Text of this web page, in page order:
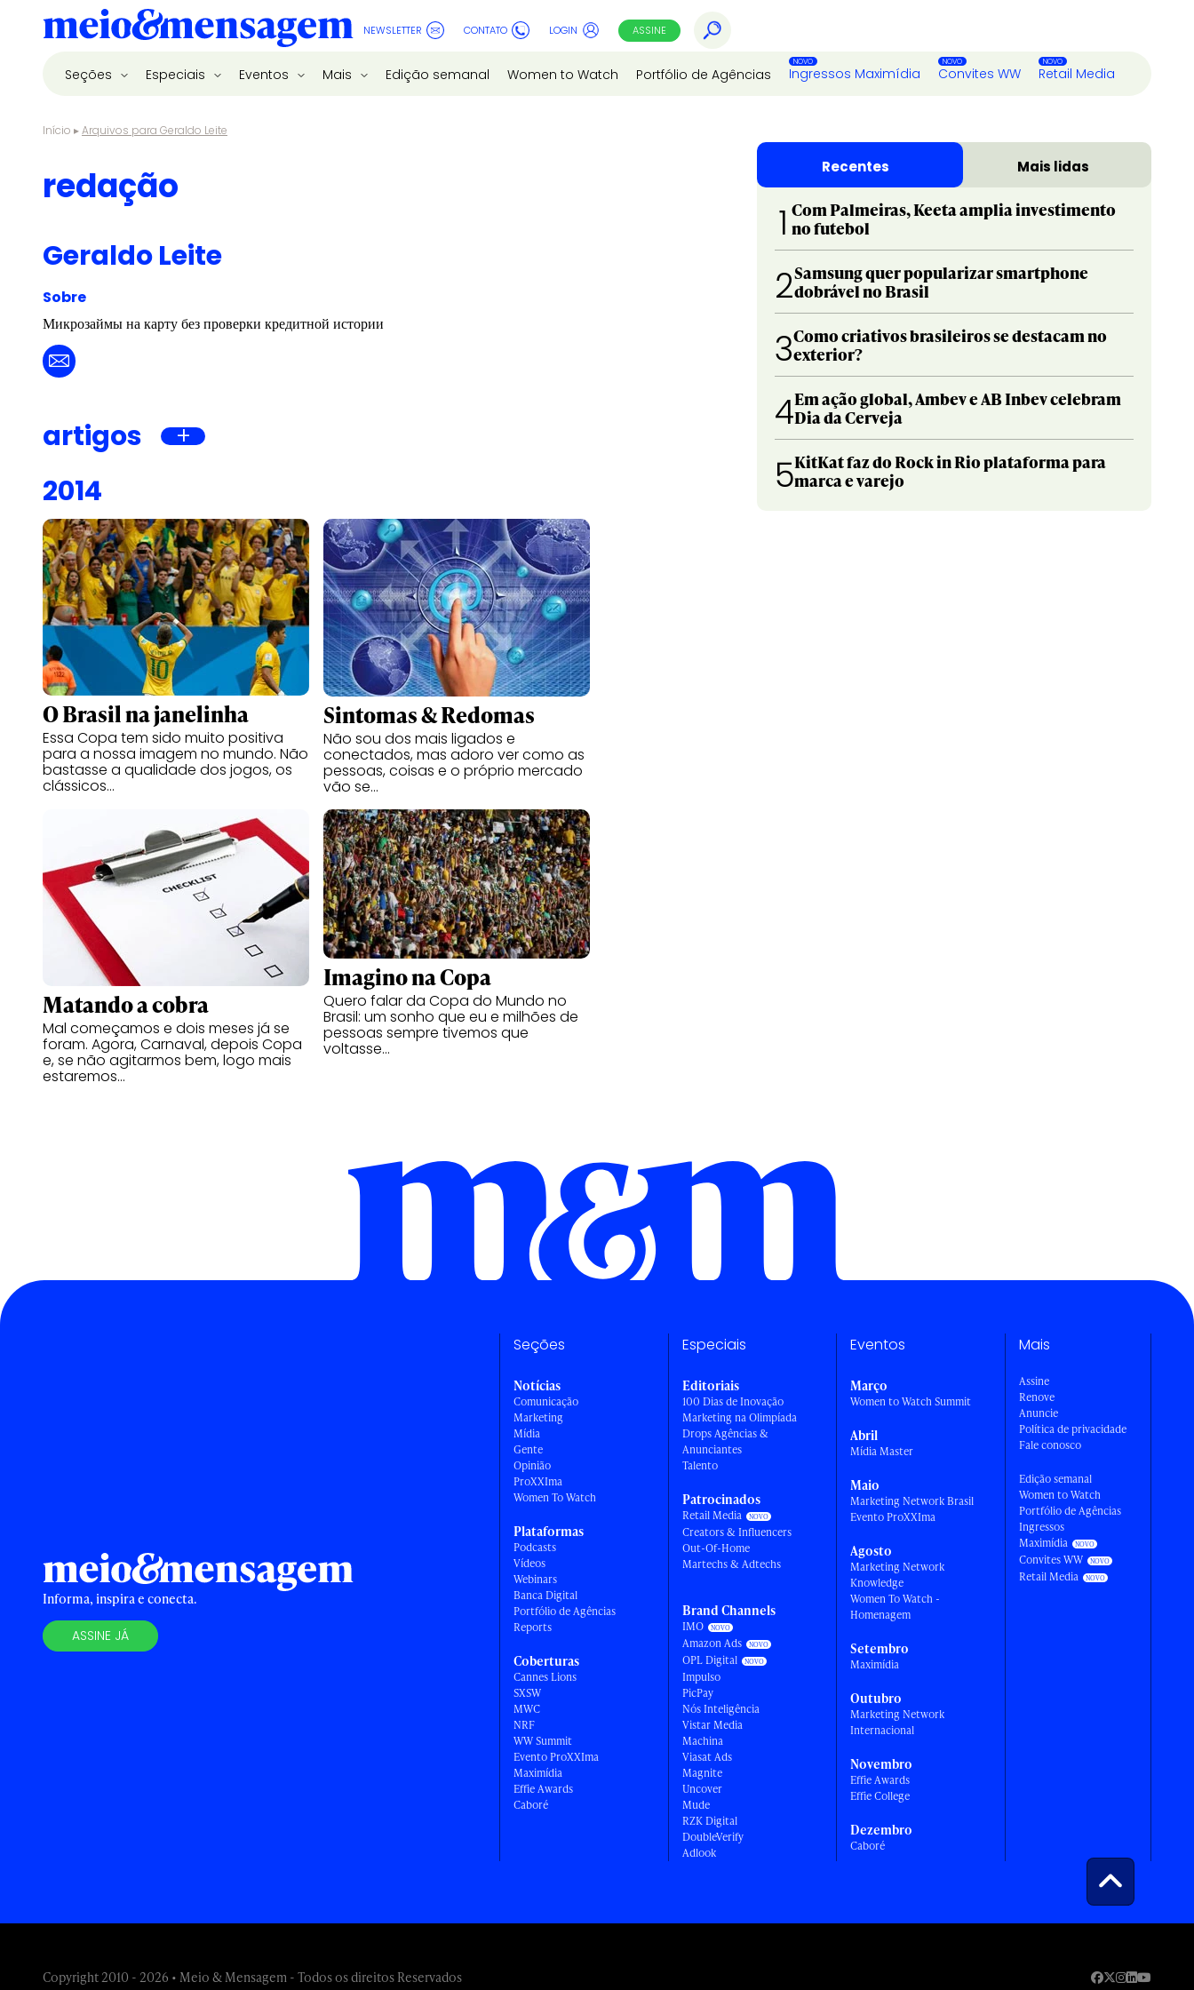
NEWSLETTER CONTATO LOGIN ASSINE
Seções Especiais Eventos Mais Edição semanal Women to Watch Portfólio de Agências Ingressos Maximídia Convites WW Retail Media
Início ▸Arquivos para Geraldo Leite
redação
Geraldo Leite
Sobre
Микрозаймы на карту без проверки кредитной истории
artigos
2014
O Brasil na janelinha
Essa Copa tem sido muito positiva
para a nossa imagem no mundo. Não
bastasse a qualidade dos jogos, os
clássicos…
Sintomas & Redomas
Não sou dos mais ligados e
conectados, mas adoro ver como as
pessoas, coisas e o próprio mercado
vão se…
Matando a cobra
Mal começamos e dois meses já se
foram. Agora, Carnaval, depois Copa
e, se não agitarmos bem, logo mais
estaremos…
Imagino na Copa
Quero falar da Copa do Mundo no
Brasil: um sonho que eu e milhões de
pessoas sempre tivemos que
voltasse…
Recentes Mais lidas
1 Com Palmeiras, Keeta amplia investimento
no futebol
2Samsung quer popularizar smartphone
dobrável no Brasil
3Como criativos brasileiros se destacam no
exterior?
4Em ação global, Ambev e AB Inbev celebram
Dia da Cerveja
5KitKat faz do Rock in Rio plataforma para
marca e varejo
Informa, inspira e conecta.
ASSINE JÁ
Seções
Notícias
Comunicação
Marketing
Mídia
Gente
Opinião
ProXXIma
Women To Watch
Plataformas
Podcasts
Vídeos
Webinars
Banca Digital
Portfólio de Agências
Reports
Coberturas
Cannes Lions
SXSW
MWC
NRF
WW Summit
Evento ProXXIma
Maximídia
Effie Awards
Caboré
Especiais
Editoriais
100 Dias de Inovação
Marketing na Olimpíada
Drops Agências &
Anunciantes
Talento
Patrocinados
Retail Media
Creators & Influencers
Out-Of-Home
Martechs & Adtechs
Brand Channels
IMO
Amazon Ads
OPL Digital
Impulso
PicPay
Nós Inteligência
Vistar Media
Machina
Viasat Ads
Magnite
Uncover
Mude
RZK Digital
DoubleVerify
Adlook
Eventos
Março
Women to Watch Summit
Abril
Mídia Master
Maio
Marketing Network Brasil
Evento ProXXIma
Agosto
Marketing Network
Knowledge
Women To Watch -
Homenagem
Setembro
Maximídia
Outubro
Marketing Network
Internacional
Novembro
Effie Awards
Effie College
Dezembro
Caboré
Mais
Assine
Renove
Anuncie
Política de privacidade
Fale conosco
Edição semanal
Women to Watch
Portfólio de Agências
Ingressos
Maximídia
Convites WW
Retail Media
Copyright 2010 - 2026 • Meio & Mensagem - Todos os direitos Reservados